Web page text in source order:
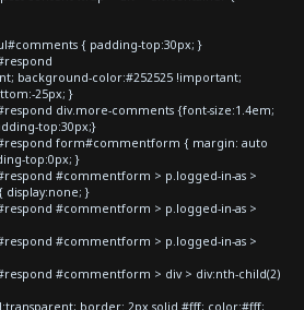
{ padding-top:30px; }
background-color:#252525 !important;
25px; }
div.more-comments {font-size:1.4em;
top:30px;}
form#commentform { margin: auto
top:0px; }
#commentform > p.logged-in-as >
display:none; }
#commentform > p.logged-in-as >
#commentform > p.logged-in-as >
#commentform > div > div:nth-child(2)
border: 2px solid #fff; color:#fff;